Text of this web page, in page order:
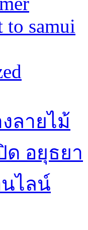
to samui
ลายไม้
ด อยุธยา
ไลน์